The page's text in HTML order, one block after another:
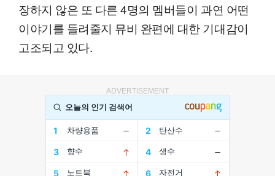
장하지 않은 또 다른 4명의 멤버들이 과연 어떤
이야기를 들려줄지 뮤비 완편에 대한 기대감이
고조되고 있다.
ADVERTISEMENT